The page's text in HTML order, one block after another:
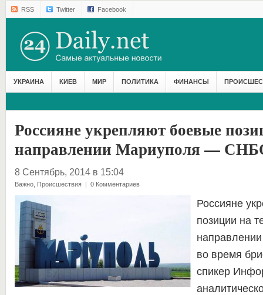
RSS Twitter Facebook
УКРАИНА КИЕВ МИР ПОЛИТИКА ФИНАНСЫ
Россияне укрепляют боевые
направлении Мариуполя —
8 Сентябрь, 2014 в 15:04
Важно, Происшествия | 0 Комментариев
Россияне
позиции на
во время
спикер